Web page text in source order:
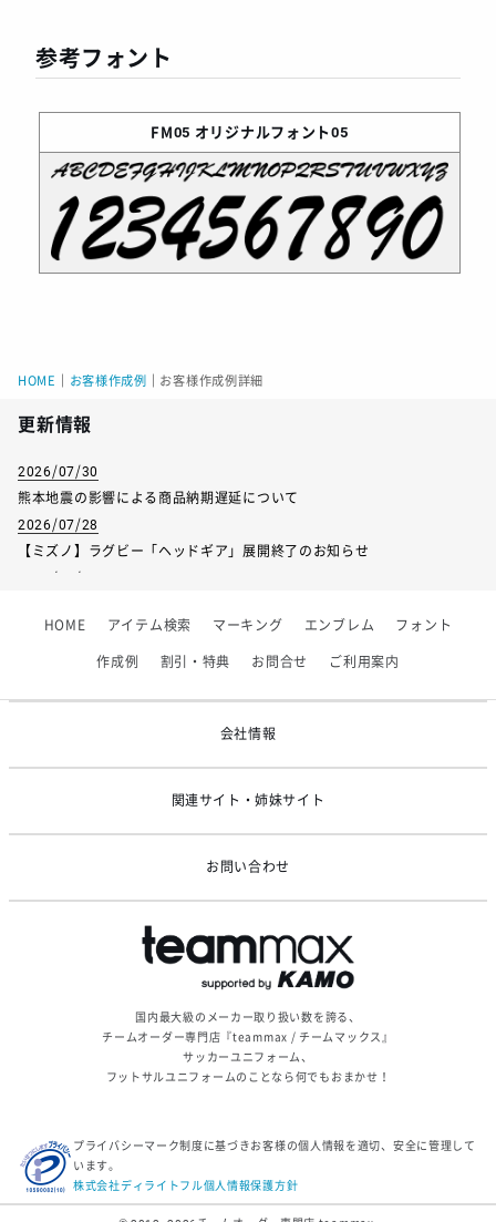
参考フォント
FM05 オリジナルフォント05
HOME お客様作成例 お客様作成例詳細
更新情報
2026/07/30
熊本地震の影響による商品納期遅延について
2026/07/28
【ミズノ】ラグビー「ヘッドギア」展開終了のお知らせ
2026/07/01
2026/06/09
【アシックス】一部商品「生地の在庫限り」廃盤のお知らせ
HOME アイテム検索 マーキング エンブレム フォント
作成例 割引・特典 お問合せ ご利用案内
会社情報
関連サイト・姉妹サイト
お問い合わせ
国内最大級のメーカー取り扱い数を誇る、
チームオーダー専門店『teammax / チームマックス』
サッカーユニフォーム、
フットサルユニフォームのことなら何でもおまかせ！
プライバシーマーク制度に基づきお客様の個人情報を適切、安全に管理して
います。
株式会社ディライトフル個人情報保護方針